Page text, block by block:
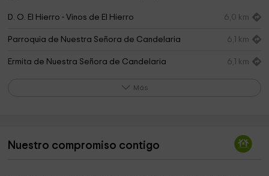
D. O. El Hierro - Vinos de El Hierro 6,0 km
Parroquia de Nuestra Señora de Candelaria 6,1 km
Ermita de Nuestra Señora de Candelaria 6,1 km
Centro De Interpretación De El Julan 6,7 km
Más
Nuestro compromiso contigo